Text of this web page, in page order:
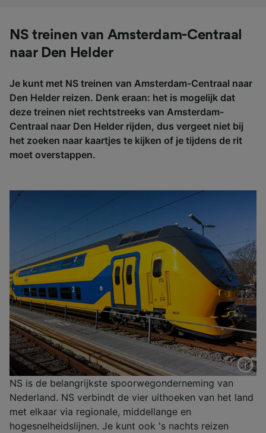
NS treinen van Amsterdam-Centraal
naar Den Helder
Je kunt met NS treinen van Amsterdam-Centraal naar
Den Helder reizen. Denk eraan: het is mogelijk dat
deze treinen niet rechtstreeks van Amsterdam-
Centraal naar Den Helder rijden, dus vergeet niet bij
het zoeken naar kaartjes te kijken of je tijdens de rit
moet overstappen.
NS is de belangrijkste spoorwegonderneming van
Nederland. NS verbindt de vier uithoeken van het land
met elkaar via regionale, middellange en
hogesnelheidslijnen. Je kunt ook 's nachts reizen